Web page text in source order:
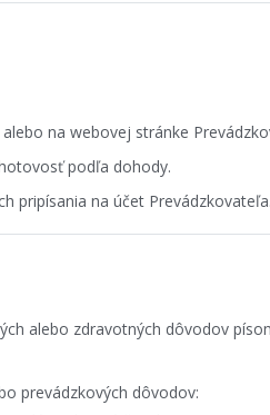
na webovej stránke
podľa dohody.
pripísania na účet Prevádzkovateľa.
alebo zdravotných dôvodov
prevádzkových dôvodov: